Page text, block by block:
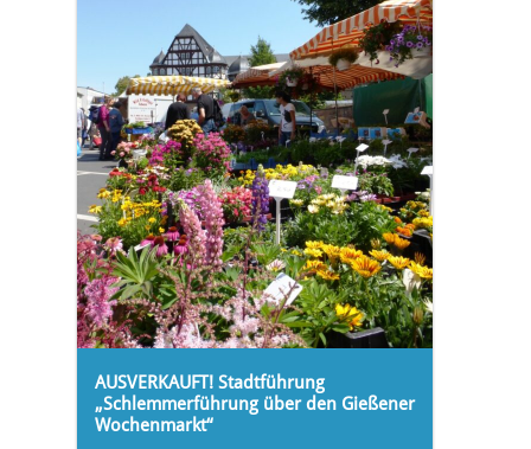
AUSVERKAUFT! Stadtführung
„Schlemmerführung über den Gießener
Wochenmarkt“